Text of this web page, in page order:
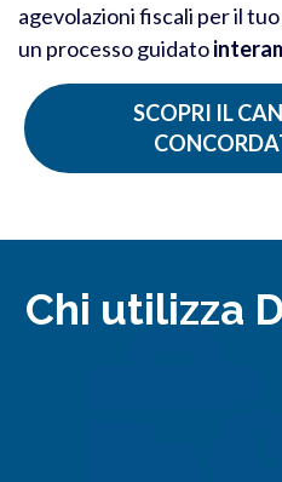
agevolazioni fiscali per il
un processo guidato
SCOPRI IL
Chi utilizza